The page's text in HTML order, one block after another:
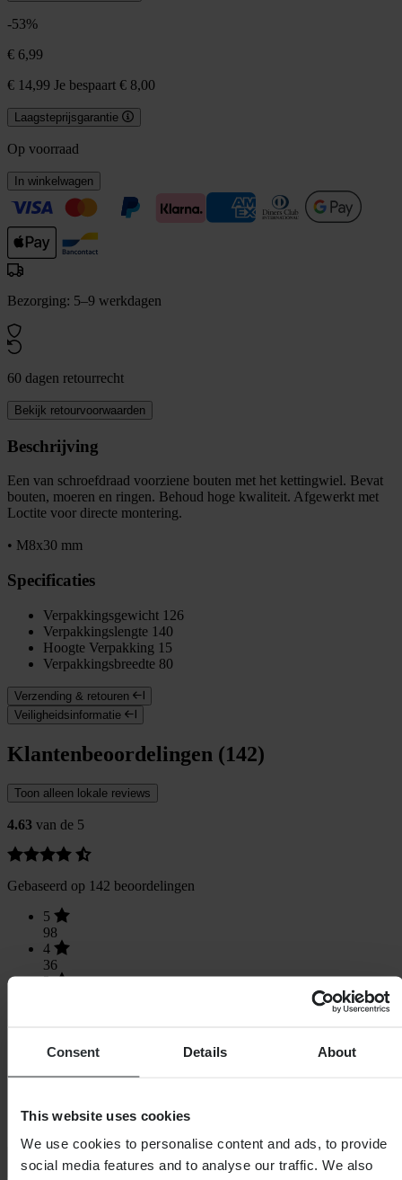
Consent Details About
This website uses cookies
We use cookies to personalise content and ads, to provide
social media features and to analyse our traffic. We also
-53%
€ 6,99
€ 14,99 Je bespaart € 8,00
Laagsteprijsgarantie
Op voorraad
In winkelwagen
Bezorging: 5–9 werkdagen
60 dagen retourrecht
Bekijk retourvoorwaarden
Beschrijving
Een van schroefdraad voorziene bouten met het kettingwiel. Bevat
bouten, moeren en ringen. Behoud hoge kwaliteit. Afgewerkt met
Loctite voor directe montering.
• M8x30 mm
Specificaties
Verpakkingsgewicht 126
Verpakkingslengte 140
Hoogte Verpakking 15
Verpakkingsbreedte 80
Verzending & retouren
Veiligheidsinformatie
Klantenbeoordelingen (142)
Toon alleen lokale reviews
4.63 van de 5
Gebaseerd op 142 beoordelingen
5
98
4
36
3
1